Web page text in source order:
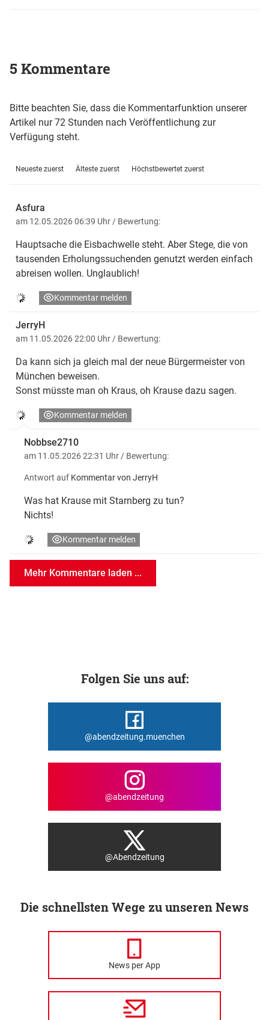
5 Kommentare
Bitte beachten Sie, dass die Kommentarfunktion unserer
Artikel nur 72 Stunden nach Veröffentlichung zur
Verfügung steht.
Neueste zuerst Älteste zuerst Höchstbewertet zuerst
Asfura
am 12.05.2026 06:39 Uhr / Bewertung:
Hauptsache die Eisbachwelle steht. Aber Stege, die von
tausenden Erholungssuchenden genutzt werden einfach
abreisen wollen. Unglaublich!
Kommentar melden
JerryH
am 11.05.2026 22:00 Uhr / Bewertung:
Da kann sich ja gleich mal der neue Bürgermeister von
München beweisen.
Sonst müsste man oh Kraus, oh Krause dazu sagen.
Kommentar melden
Nobbse2710
am 11.05.2026 22:31 Uhr / Bewertung:
Antwort auf Kommentar von JerryH
Was hat Krause mit Starnberg zu tun?
Nichts!
Kommentar melden
Mehr Kommentare laden ...
Folgen Sie uns auf:
@abendzeitung.muenchen
@abendzeitung
@Abendzeitung
Die schnellsten Wege zu unseren News
News per App